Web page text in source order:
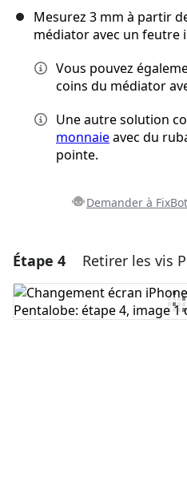
Mesurez 3 mm à partir
médiator avec un feutre
Vous pouvez
coins du médiator
Une autre solution
monnaieavec du
pointe.
Demander à FixBot
Ajouter un
Ajouter un
Étape 4 Retirer les vis